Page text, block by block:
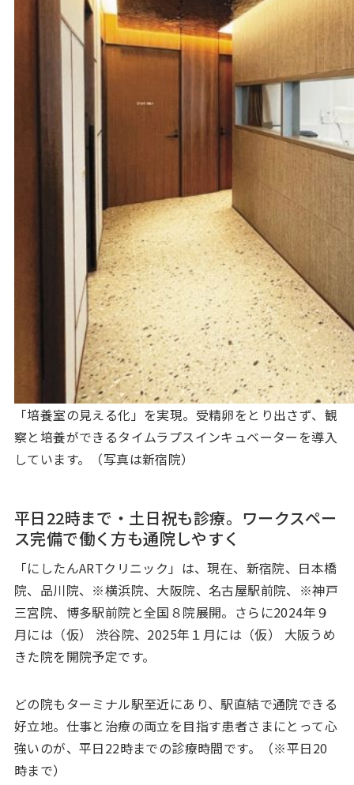
「培養室の見える化」を実現。受精卵をとり出さず、観
察と培養ができるタイムラプスインキュベーターを導入
しています。（写真は新宿院）
平日22時まで・土日祝も診療。ワークスペー
ス完備で働く方も通院しやすく
「にしたんARTクリニック」は、現在、新宿院、日本橋
院、品川院、※横浜院、大阪院、名古屋駅前院、※神戸
三宮院、博多駅前院と全国８院展開。さらに2024年９
月には（仮） 渋谷院、2025年１月には（仮） 大阪うめ
きた院を開院予定です。
どの院もターミナル駅至近にあり、駅直結で通院できる
好立地。仕事と治療の両立を目指す患者さまにとって心
強いのが、平日22時までの診療時間です。（※平日20
時まで）